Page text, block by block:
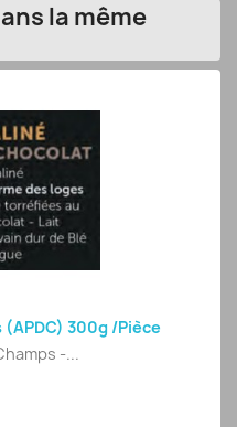
la même
(APDC) 300g /pièce
-...